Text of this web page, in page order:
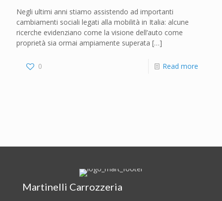
Negli ultimi anni stiamo assistendo ad importanti
cambiamenti sociali legati alla mobilità in Italia: alcune
ricerche evidenziano come la visione dell’auto come
proprietà sia ormai ampiamente superata […]
0 Read more
Martinelli Carrozzeria